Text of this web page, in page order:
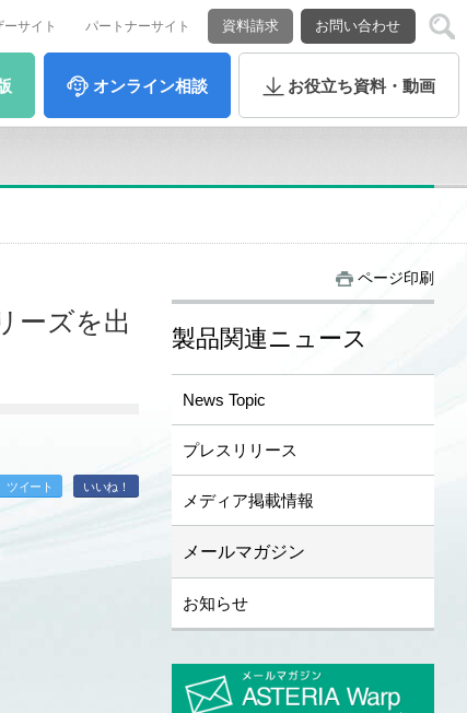
ーサイト パートナーサイト 資料請求 お問い合わせ
オンライン相談 お役立ち資料・動画
ーズを出
ツイート いいね！
ページ印刷
製品関連ニュース
News Topic
プレスリリース
メディア掲載情報
メールマガジン
お知らせ